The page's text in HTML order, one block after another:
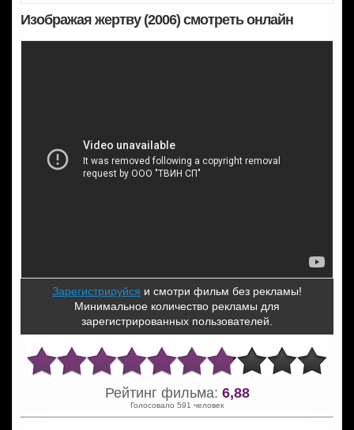
Изображая жертву (2006) смотреть онлайн
Зарегистрируйся и смотри фильм без рекламы!
Минимальное количество рекламы для
зарегистрированных пользователей.
Рейтинг фильма: 6,88
Голосовало 591 человек